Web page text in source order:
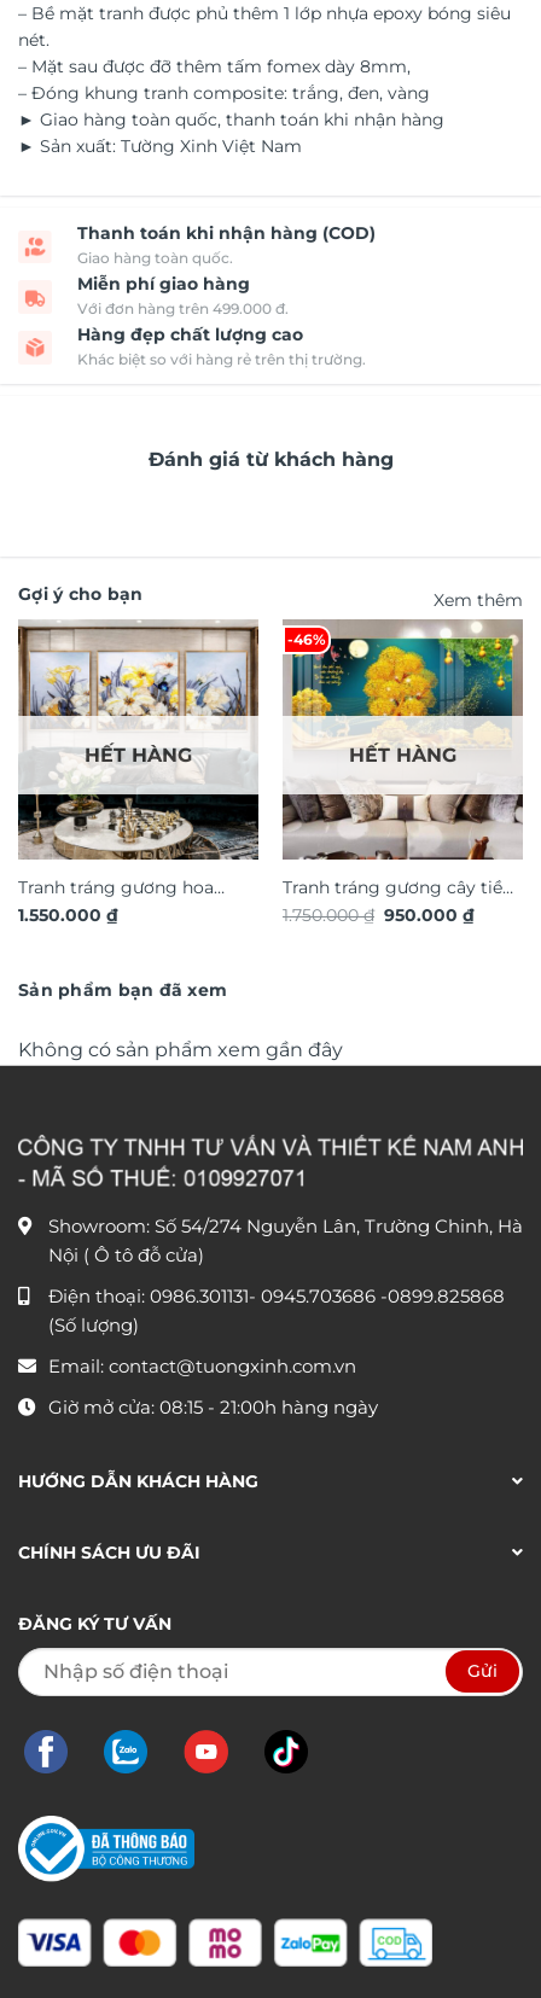
– Bề mặt tranh được phủ thêm 1 lớp nhựa epoxy bóng siêu
nét.
– Mặt sau được đỡ thêm tấm fomex dày 8mm,
– Đóng khung tranh composite: trắng, đen, vàng
► Giao hàng toàn quốc, thanh toán khi nhận hàng
► Sản xuất: Tường Xinh Việt Nam
Thanh toán khi nhận hàng (COD)
Giao hàng toàn quốc.
Miễn phí giao hàng
Với đơn hàng trên 499.000 đ.
Hàng đẹp chất lượng cao
Khác biệt so với hàng rẻ trên thị trường.
Đánh giá từ khách hàng
Gợi ý cho bạn Xem thêm
HẾT HÀNG
Tranh tráng gương hoa
nghệ thuật TG4914S
1.550.000 ₫
-46%
HẾT HÀNG
Tranh tráng gương cây tiền
vàng phong thủy TG4913S
1.750.000₫ Giá
950.000₫Giá
Sản phẩm bạn đã xem
Không có sản phẩm xem gần đây
Showroom: Số 54/274 Nguyễn Lân, Trường Chinh, Hà
Nội ( Ô tô đỗ cửa)
Điện thoại: 0986.301131- 0945.703686 -0899.825868
(Số lượng)
Email: contact@tuongxinh.com.vn
Giờ mở cửa: 08:15 - 21:00h hàng ngày
HƯỚNG DẪN KHÁCH HÀNG
CHÍNH SÁCH ƯU ĐÃI
ĐĂNG KÝ TƯ VẤN